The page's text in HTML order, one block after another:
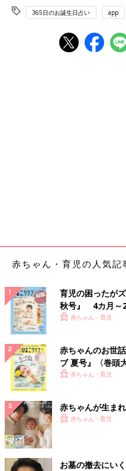
世界宇宙飛行の日 パンの記念日
修★たまひよ365日のお誕生
365日のお誕生日占い app
赤ちゃん・育児の人気記
育児の困ったが
秋号』 4カ月～2
いっぱい！
赤ちゃん・育児
赤ちゃんのお世
ブ 夏号』〈巻頭
く！ おっぱい・
赤ちゃん・育児
赤ちゃんが生ま
赤ちゃん・育児
お墓の撤去にい